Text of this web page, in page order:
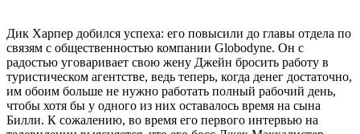
Дик Харпер добился успеха: его повысили до главы отдела по
связям с общественностью компании Globodyne. Он с
радостью уговаривает свою жену Джейн бросить работу в
туристическом агентстве, ведь теперь, когда денег достаточно,
им обоим больше не нужно работать полный рабочий день,
чтобы хотя бы у одного из них оставалось время на сына
Билли. К сожалению, во время его первого интервью на